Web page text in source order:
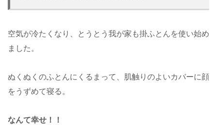
空気が冷たくなり、とうとう我が家も掛ふとんを使い始め
ました。
ぬくぬくのふとんにくるまって、肌触りのよいカバーに顔
をうずめて寝る。
なんて幸せ！！